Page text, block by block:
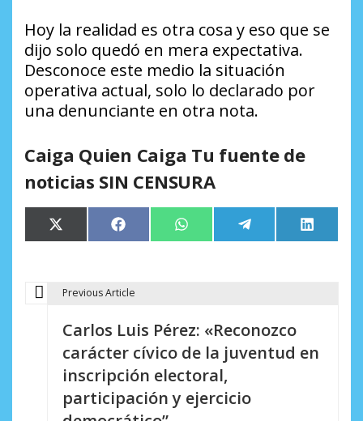
Hoy la realidad es otra cosa y eso que se
dijo solo quedó en mera expectativa.
Desconoce este medio la situación
operativa actual, solo lo declarado por
una denunciante en otra nota.
Caiga Quien Caiga Tu fuente de
noticias SIN CENSURA
Compartir
en
X
(Twitter)
Compartir
en
Facebook Compartir
en
WhatsApp Compartir
en
Telegram
en
LinkedIn
N
Previous Article
Carlos Luis Pérez: «Reconozco
carácter cívico de la juventud en
inscripción electoral,
participación y ejercicio